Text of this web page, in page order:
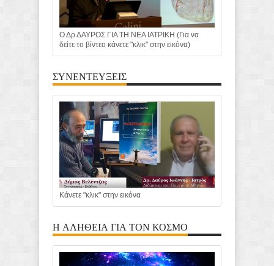
Ο Δρ ΔΑΥΡΟΣ ΓΙΑ ΤΗ ΝΕΑ ΙΑΤΡΙΚΗ (Για να
δείτε το βίντεο κάνετε "κλικ" στην εικόνα)
ΣΥΝΕΝΤΕΥΞΕΙΣ
Κάνετε "κλικ" στην εικόνα
Η ΑΛΗΘΕΙΑ ΓΙΑ ΤΟΝ ΚΟΣΜΟ